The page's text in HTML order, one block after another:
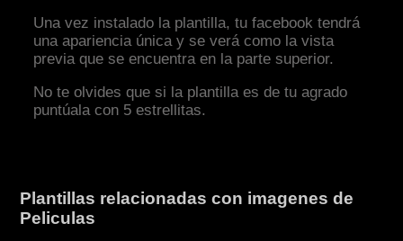
Una vez instalado la plantilla, tu facebook tendrá
una apariencia única y se verá como la vista
previa que se encuentra en la parte superior.
No te olvides que si la plantilla es de tu agrado
puntúala con 5 estrellitas.
Plantillas relacionadas con imagenes de
Peliculas